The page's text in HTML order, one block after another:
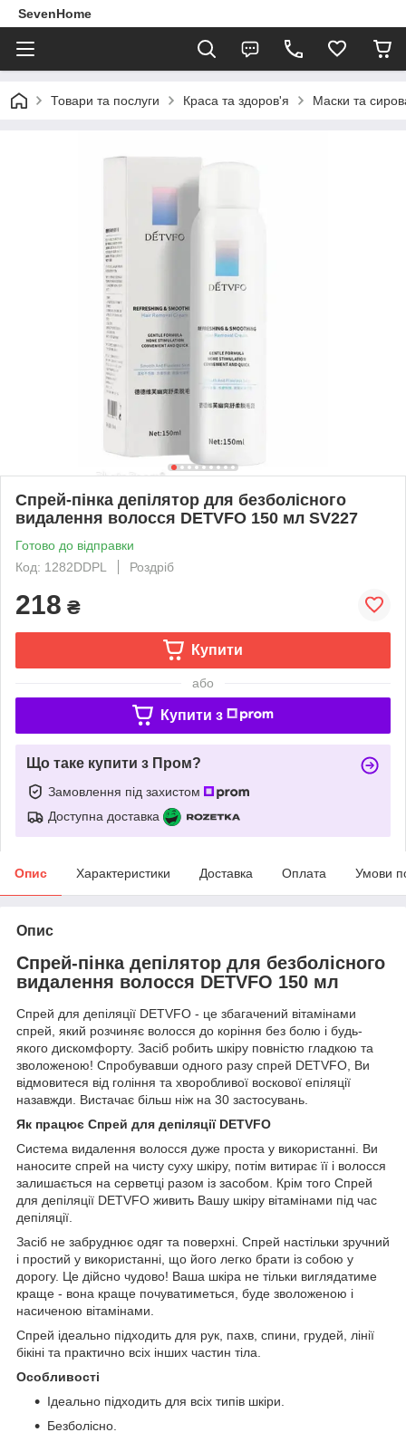
SevenHome
Товари та послуги Краса та здоров'я Маски та
Спрей-пінка депілятор для безболісного
видалення волосся DETVFO 150 мл SV227
Готово до відправки
Код: 1282DDPL
Роздріб
218 ₴
Купити
або
Купити з
Що таке купити з Пром?
Замовлення під захистом
Доступна доставка
Опис Характеристики Доставка Оплата Умови
Опис
Спрей-пінка депілятор для безболісного
видалення волосся DETVFO 150 мл
Cпрей для депіляції DETVFO - це збагачений вітамінами
спрей, який розчиняє волосся до коріння без болю і будь-
якого дискомфорту. Засіб робить шкіру повністю гладкою та
зволоженою! Спробувавши одного разу спрей DETVFO, Ви
відмовитеся від гоління та хворобливої воскової епіляції
назавжди. Вистачає більш ніж на 30 застосувань.
Як працює Cпрей для депіляції DETVFO
Система видалення волосся дуже проста у використанні. Ви
наносите спрей на чисту суху шкіру, потім витирає її і волосся
залишається на серветці разом із засобом. Крім того Cпрей
для депіляції DETVFO живить Вашу шкіру вітамінами під час
депіляції.
Засіб не забруднює одяг та поверхні. Спрей настільки зручний
і простий у використанні, що його легко брати із собою у
дорогу. Це дійсно чудово! Ваша шкіра не тільки виглядатиме
краще - вона краще почуватиметься, буде зволоженою і
насиченою вітамінами.
Спрей ідеально підходить для рук, пахв, спини, грудей, лінії
бікіні та практично всіх інших частин тіла.
Особливості
Ідеально підходить для всіх типів шкіри.
Безболісно.